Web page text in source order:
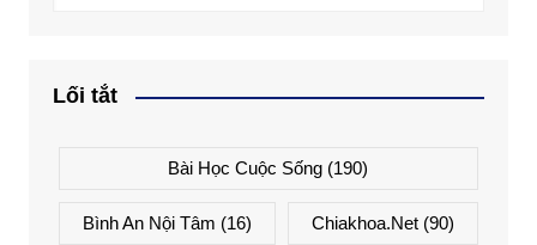
Lối tắt
Bài Học Cuộc Sống (190)
Bình An Nội Tâm (16) Chiakhoa.net (90)